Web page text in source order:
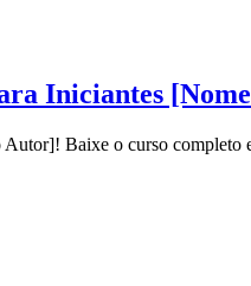
Iniciantes
Baixe o curso completo